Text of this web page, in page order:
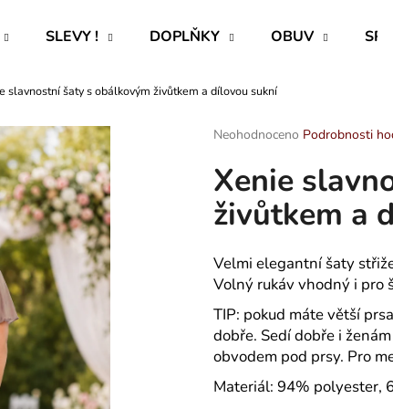
SLEVY ! DOPLŇKY OBUV
slavnostní šaty s obálkovým živůtkem a dílovou sukní
Průměrné
produktu
je
0,0
z
hvězdiček.
Neohodnoceno Podrobnosti
Xenie
živůtkem a
Velmi elegantní šaty
Volný rukáv vhodný i pro
TIP: pokud máte větší
dobře. Sedí dobře i
obvodem pod prsy. Pro
Materiál: 94% polyester,
Co potřebujete najít?
HLEDAT
Doporučujeme
TEPLÁKOVÝ KABÁT - PAVLIK 24 -